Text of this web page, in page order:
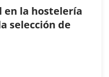
en la hostelería
selección de